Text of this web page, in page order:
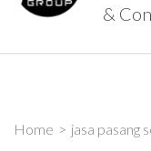
&
Home > jasa pasang